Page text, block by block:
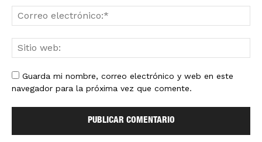
Guarda mi nombre, correo electrónico y web en este
navegador para la próxima vez que comente.